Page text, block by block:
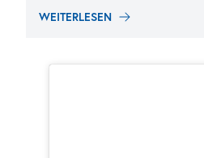
WEITERLESEN